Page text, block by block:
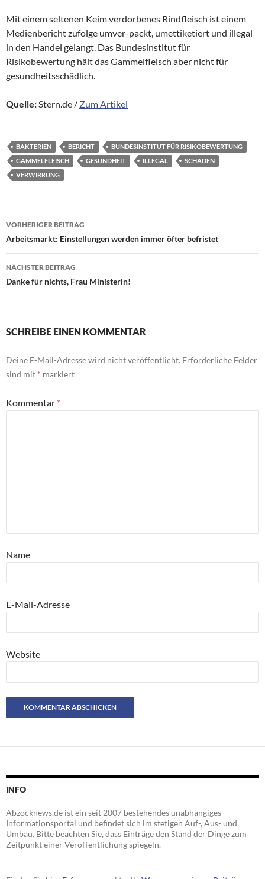
Mit einem seltenen Keim verdorbenes Rindfleisch ist einem
Medienbericht zufolge umver-packt, umettiketiert und illegal
in den Handel gelangt. Das Bundesinstitut für
Risikobewertung hält das Gammelfleisch aber nicht für
gesundheitsschädlich.
Quelle:Stern.de / Zum Artikel
BAKTERIEN BERICHT
BUNDESINSTITUT FÜR RISIKOBEWERTUNG
GAMMELFLEISCH
GESUNDHEIT ILLEGAL
SCHADEN
VERWIRRUNG
Beitragsnavigation
VORHERIGER BEITRAG
Arbeitsmarkt: Einstellungen werden immer öfter befristet
NÄCHSTER BEITRAG
Danke für nichts, Frau Ministerin!
SCHREIBE EINEN KOMMENTAR
Deine E-Mail-Adresse wird nicht veröffentlicht. Erforderliche Felder
sind mit * markiert
Kommentar *
Name
E-Mail-Adresse
Website
INFO
Abzocknews.de ist ein seit 2007 bestehendes unabhängiges
Informationsportal und befindet sich im stetigen Auf-, Aus- und
Umbau. Bitte beachten Sie, dass Einträge den Stand der Dinge zum
Zeitpunkt einer Veröffentlichung spiegeln.